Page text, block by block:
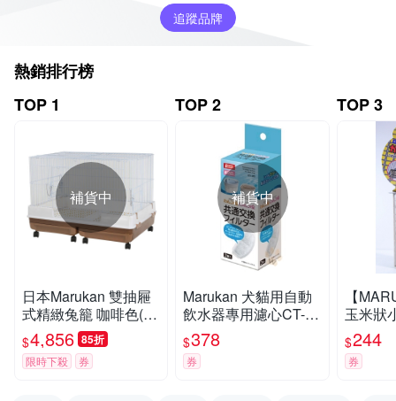
追蹤品牌
熱銷排行榜
TOP 1
補貨中
日本Marukan 雙抽屜
式精緻兔籠 咖啡色(M
R-999)
$4,856 85折
限時下殺 券
TOP 2
補貨中
Marukan 犬貓用自動
飲水器專用濾心CT-27
$378
券
TOP 3
【
玉米狀
(MR-
$244
券